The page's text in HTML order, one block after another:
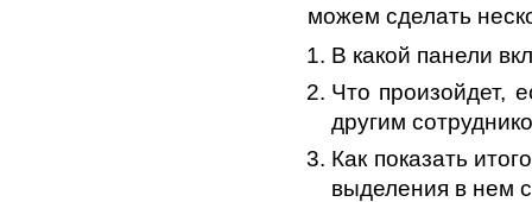
можем сделать
В какой панели
Что произойдет,
другим
Как показать
выделения в нем